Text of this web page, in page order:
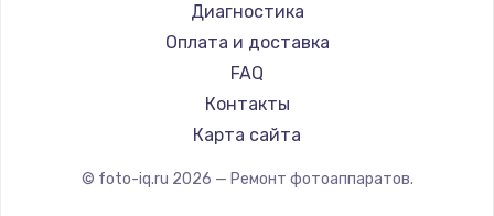
Диагностика
Оплата и доставка
FAQ
Контакты
Карта сайта
© foto-iq.ru 2026 — Ремонт фотоаппаратов.